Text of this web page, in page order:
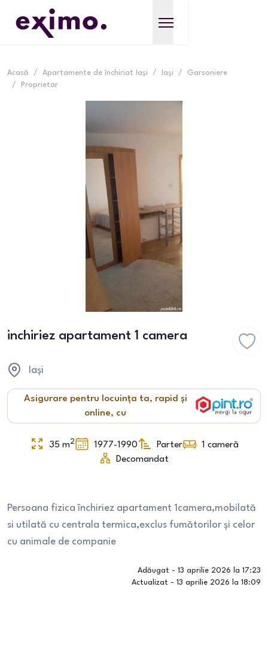
Acasă / Apartamente de închiriat Iași / Iași /
Garsoniere
/
Proprietar
inchiriez apartament 1 camera
Iași
Asigurare pentru locuința ta, rapid și
online, cu
35 m2 1977-1990 Parter 1 cameră
Decomandat
Persoana fizica închiriez apartament 1camera,mobilată
si utilată cu centrala termica,exclus fumătorilor și celor
cu animale de companie
Adăugat - 13 aprilie 2026 la 17:23
Actualizat - 13 aprilie 2026 la 18:09